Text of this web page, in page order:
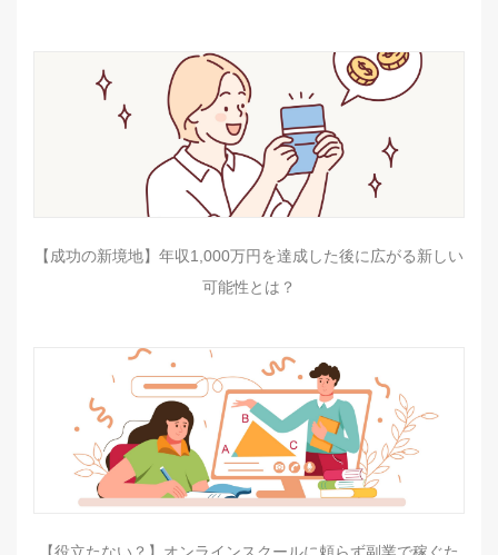
【成功の新境地】年収1,000万円を達成した後に広がる新しい
可能性とは？